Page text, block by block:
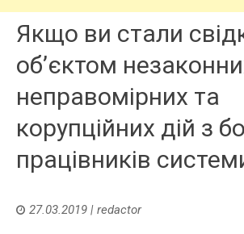
Якщо ви стали
об’єктом
неправомірних та
корупційних дій з
працівників
27.03.2019 | redactor